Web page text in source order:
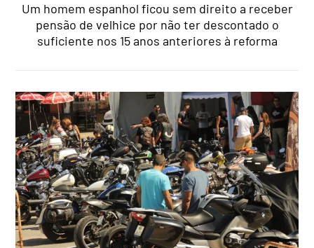
Um homem espanhol ficou sem direito a receber
pensão de velhice por não ter descontado o
suficiente nos 15 anos anteriores à reforma